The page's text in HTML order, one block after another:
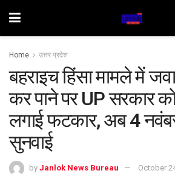
Home उत्तर प्रदेश
बहराइच हिंसा मामले में
कर पाने पर UP सरकार को
लगाई फटकार, अब 4
सुनवाई
by Janlok News Bureau October